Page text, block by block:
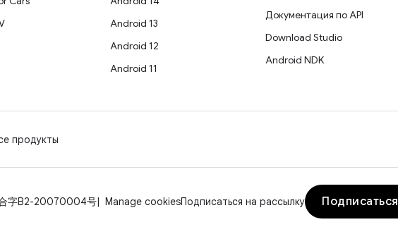
Android 13
Android 12
Android 11
Документация по API
Download Studio
Android NDK
продукты
字B2-20070004号 Manage cookiesПодписаться на рассылку Подписаться